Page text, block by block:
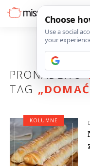
PRONAĐENO
TAG „
KOLUMNE